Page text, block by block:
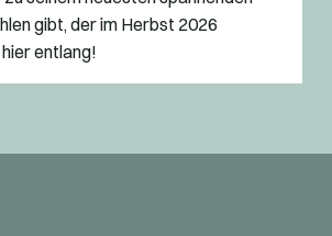
gibt, der im Herbst 2026
entlang!